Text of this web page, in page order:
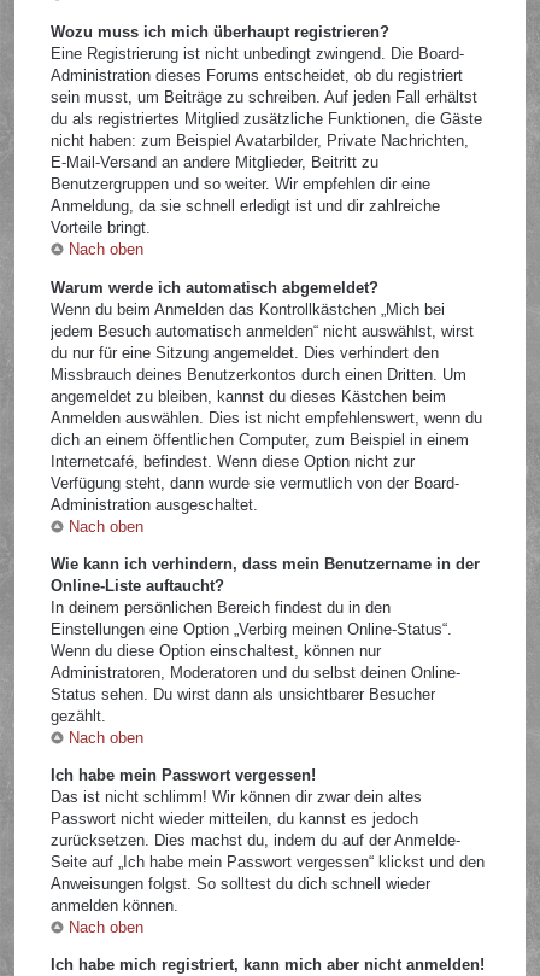
Wozu muss ich mich überhaupt registrieren?
Eine Registrierung ist nicht unbedingt zwingend. Die Board-
Administration dieses Forums entscheidet, ob du registriert
sein musst, um Beiträge zu schreiben. Auf jeden Fall erhältst
du als registriertes Mitglied zusätzliche Funktionen, die Gäste
nicht haben: zum Beispiel Avatarbilder, Private Nachrichten,
E-Mail-Versand an andere Mitglieder, Beitritt zu
Benutzergruppen und so weiter. Wir empfehlen dir eine
Anmeldung, da sie schnell erledigt ist und dir zahlreiche
Vorteile bringt.
Nach oben
Warum werde ich automatisch abgemeldet?
Wenn du beim Anmelden das Kontrollkästchen „Mich bei
jedem Besuch automatisch anmelden“ nicht auswählst, wirst
du nur für eine Sitzung angemeldet. Dies verhindert den
Missbrauch deines Benutzerkontos durch einen Dritten. Um
angemeldet zu bleiben, kannst du dieses Kästchen beim
Anmelden auswählen. Dies ist nicht empfehlenswert, wenn du
dich an einem öffentlichen Computer, zum Beispiel in einem
Internetcafé, befindest. Wenn diese Option nicht zur
Verfügung steht, dann wurde sie vermutlich von der Board-
Administration ausgeschaltet.
Nach oben
Wie kann ich verhindern, dass mein Benutzername in der
Online-Liste auftaucht?
In deinem persönlichen Bereich findest du in den
Einstellungen eine Option „Verbirg meinen Online-Status“.
Wenn du diese Option einschaltest, können nur
Administratoren, Moderatoren und du selbst deinen Online-
Status sehen. Du wirst dann als unsichtbarer Besucher
gezählt.
Nach oben
Ich habe mein Passwort vergessen!
Das ist nicht schlimm! Wir können dir zwar dein altes
Passwort nicht wieder mitteilen, du kannst es jedoch
zurücksetzen. Dies machst du, indem du auf der Anmelde-
Seite auf „Ich habe mein Passwort vergessen“ klickst und den
Anweisungen folgst. So solltest du dich schnell wieder
anmelden können.
Nach oben
Ich habe mich registriert, kann mich aber nicht anmelden!